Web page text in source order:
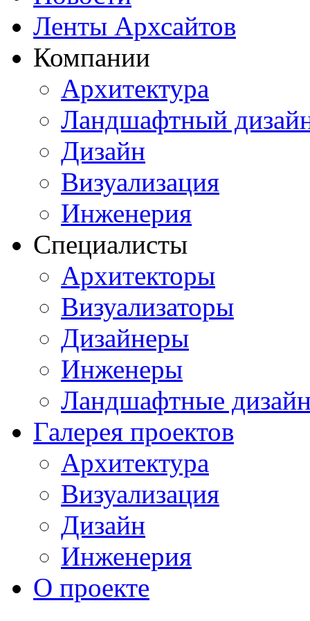
Ленты Архсайтов
Компании
Архитектура
Ландшафтный
Дизайн
Визуализация
Инженерия
Специалисты
Архитекторы
Визуализаторы
Дизайнеры
Инженеры
Ландшафтные
Галерея проектов
Архитектура
Визуализация
Дизайн
Инженерия
О проекте